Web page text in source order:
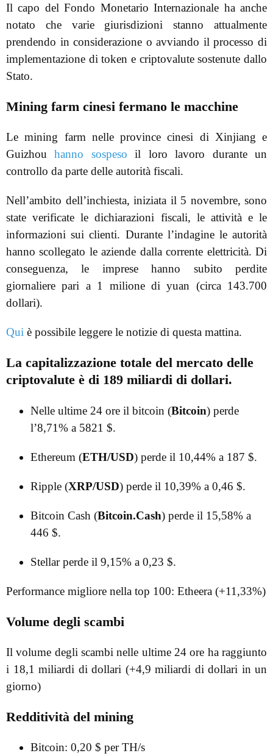
Il capo del Fondo Monetario Internazionale ha anche
notato che varie giurisdizioni stanno attualmente
prendendo in considerazione o avviando il processo di
implementazione di token e criptovalute sostenute dallo
Stato.
Mining farm cinesi fermano le macchine
Le mining farm nelle province cinesi di Xinjiang e
Guizhouhanno sospeso il loro lavoro durante un
controllo da parte delle autorità fiscali.
Nell’ambito dell’inchiesta, iniziata il 5 novembre, sono
state verificate le dichiarazioni fiscali, le attività e le
informazioni sui clienti. Durante l’indagine le autorità
hanno scollegato le aziende dalla corrente elettricità. Di
conseguenza, le imprese hanno subito perdite
giornaliere pari a 1 milione di yuan (circa 143.700
dollari).
Qui è possibile leggere le notizie di questa mattina.
La capitalizzazione totale del mercato delle
criptovalute è di 189 miliardi di dollari.
Nelle ultime 24 ore il bitcoin (Bitcoin) perde
l’8,71% a 5821 $.
Ethereum (ETH/USD) perde il 10,44% a 187 $.
Ripple (XRP/USD) perde il 10,39% a 0,46 $.
Bitcoin Cash (Bitcoin.Cash) perde il 15,58% a
446 $.
Stellar perde il 9,15% a 0,23 $.
Performance migliore nella top 100: Etheera (+11,33%)
Volume degli scambi
Il volume degli scambi nelle ultime 24 ore ha raggiunto
i 18,1 miliardi di dollari (+4,9 miliardi di dollari in un
giorno)
Redditività del mining
Bitcoin: 0,20 $ per TH/s